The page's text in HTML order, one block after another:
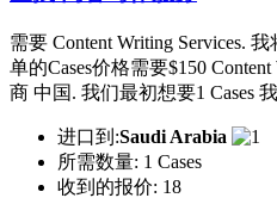
需要 Content Writing Services.
单的Cases价格需要$150
商 中国. 我们最初想要1 Cases
进口到:Saudi Arabia
所需数量: 1 Cases
收到的报价: 18